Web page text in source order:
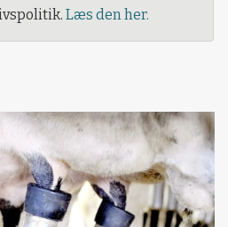
Læs den her.